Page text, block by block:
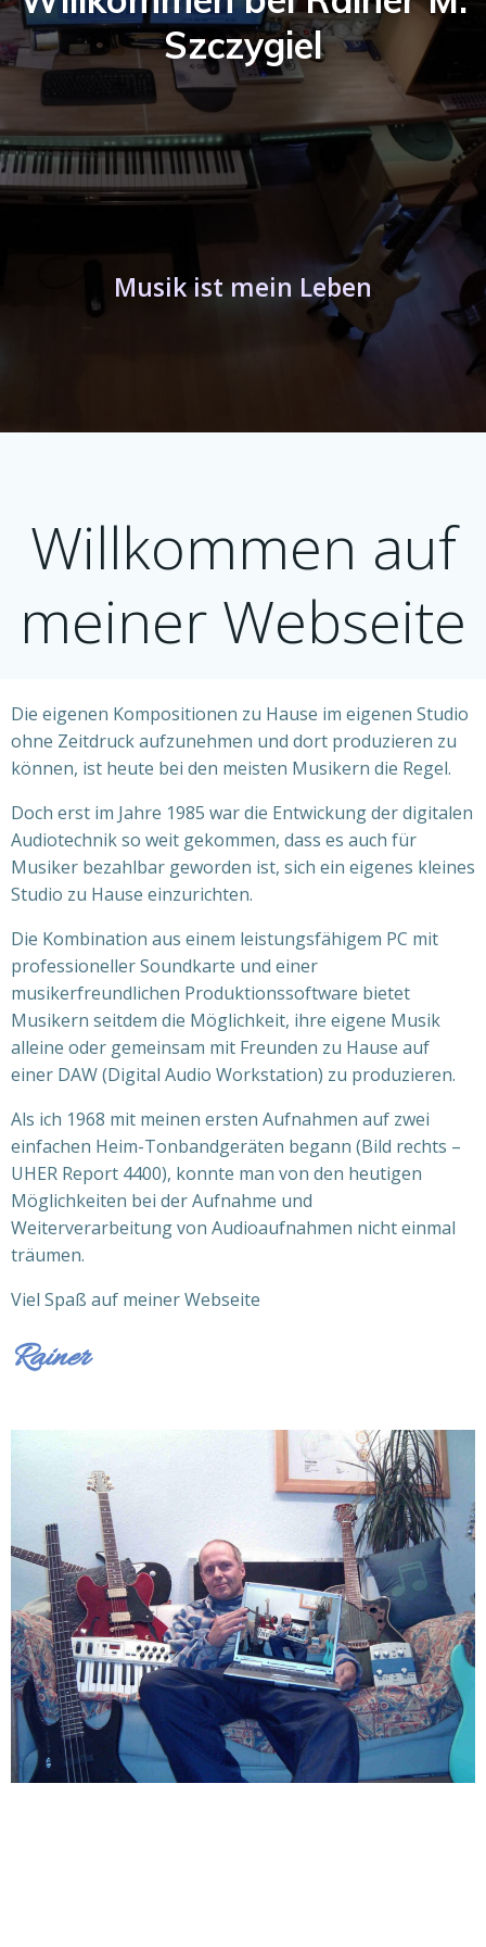
Szczygiel
Musik ist mein Leben
Willkommen auf
meiner Webseite
Die eigenen Kompositionen zu Hause im eigenen Studio
ohne Zeitdruck aufzunehmen und dort produzieren zu
können, ist heute bei den meisten Musikern die Regel.
Doch erst im Jahre 1985 war die Entwickung der digitalen
Audiotechnik so weit gekommen, dass es auch für
Musiker bezahlbar geworden ist, sich ein eigenes kleines
Studio zu Hause einzurichten.
Die Kombination aus einem leistungsfähigem PC mit
professioneller Soundkarte und einer
musikerfreundlichen Produktionssoftware bietet
Musikern seitdem die Möglichkeit, ihre eigene Musik
alleine oder gemeinsam mit Freunden zu Hause auf
einer DAW (Digital Audio Workstation) zu produzieren.
Als ich 1968 mit meinen ersten Aufnahmen auf zwei
einfachen Heim-Tonbandgeräten begann (Bild rechts –
UHER Report 4400), konnte man von den heutigen
Möglichkeiten bei der Aufnahme und
Weiterverarbeitung von Audioaufnahmen nicht einmal
träumen.
Viel Spaß auf meiner Webseite
Rainer